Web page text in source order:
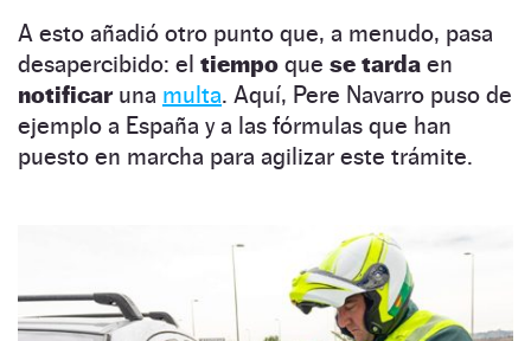
A esto añadió otro punto que, a menudo, pasa
desapercibido: el tiempo que se tarda en
notificar una multa. Aquí, Pere Navarro puso de
ejemplo a España y a las fórmulas que han
puesto en marcha para agilizar este trámite.